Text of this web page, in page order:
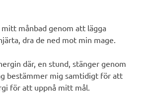
mitt månbad genom att lägga
dra de ned mot min mage.
där, en stund, stänger genom
bestämmer mig samtidigt för att
för att uppnå mitt mål.